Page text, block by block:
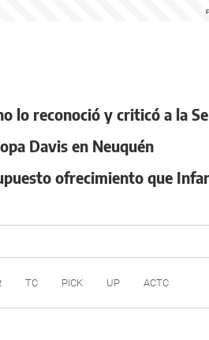
lo reconoció y criticó a la
Davis en Neuquén
ofrecimiento que
TC PICK UP ACTC